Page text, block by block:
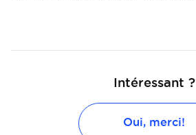
Intéressant ?
Oui, merci!